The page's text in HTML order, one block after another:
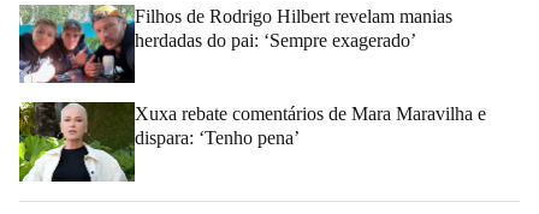
Filhos de Rodrigo Hilbert revelam manias
herdadas do pai: ‘Sempre exagerado’
Xuxa rebate comentários de Mara Maravilha e
dispara: ‘Tenho pena’